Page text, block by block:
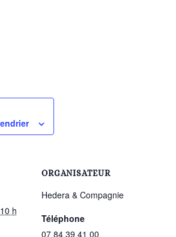
h
ORGANISATEUR
Hedera & Compagnie
Téléphone
07 84 39 41 00